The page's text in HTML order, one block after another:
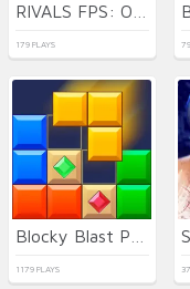
179 PLAYS
1179 PLAYS